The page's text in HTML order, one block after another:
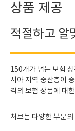
상품 제공
적절하고 알
150개가 넘는 보험
시아 지역 중산층이
격의 보험 상품에 대
처브는 다양한 부문